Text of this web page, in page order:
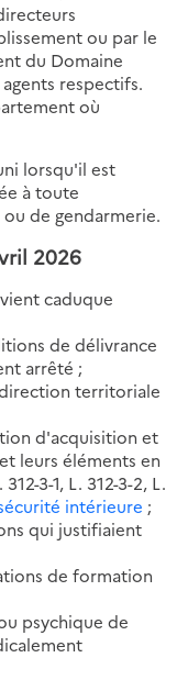
ou par le
du Domaine
respectifs.
où
lorsqu'il est
à toute
de gendarmerie.
2026
caduque
de délivrance
arrêté ;
territoriale
d'acquisition et
leurs éléments en
3-1, L. 312-3-2, L.
intérieure ;
qui justifiaient
de formation
psychique de